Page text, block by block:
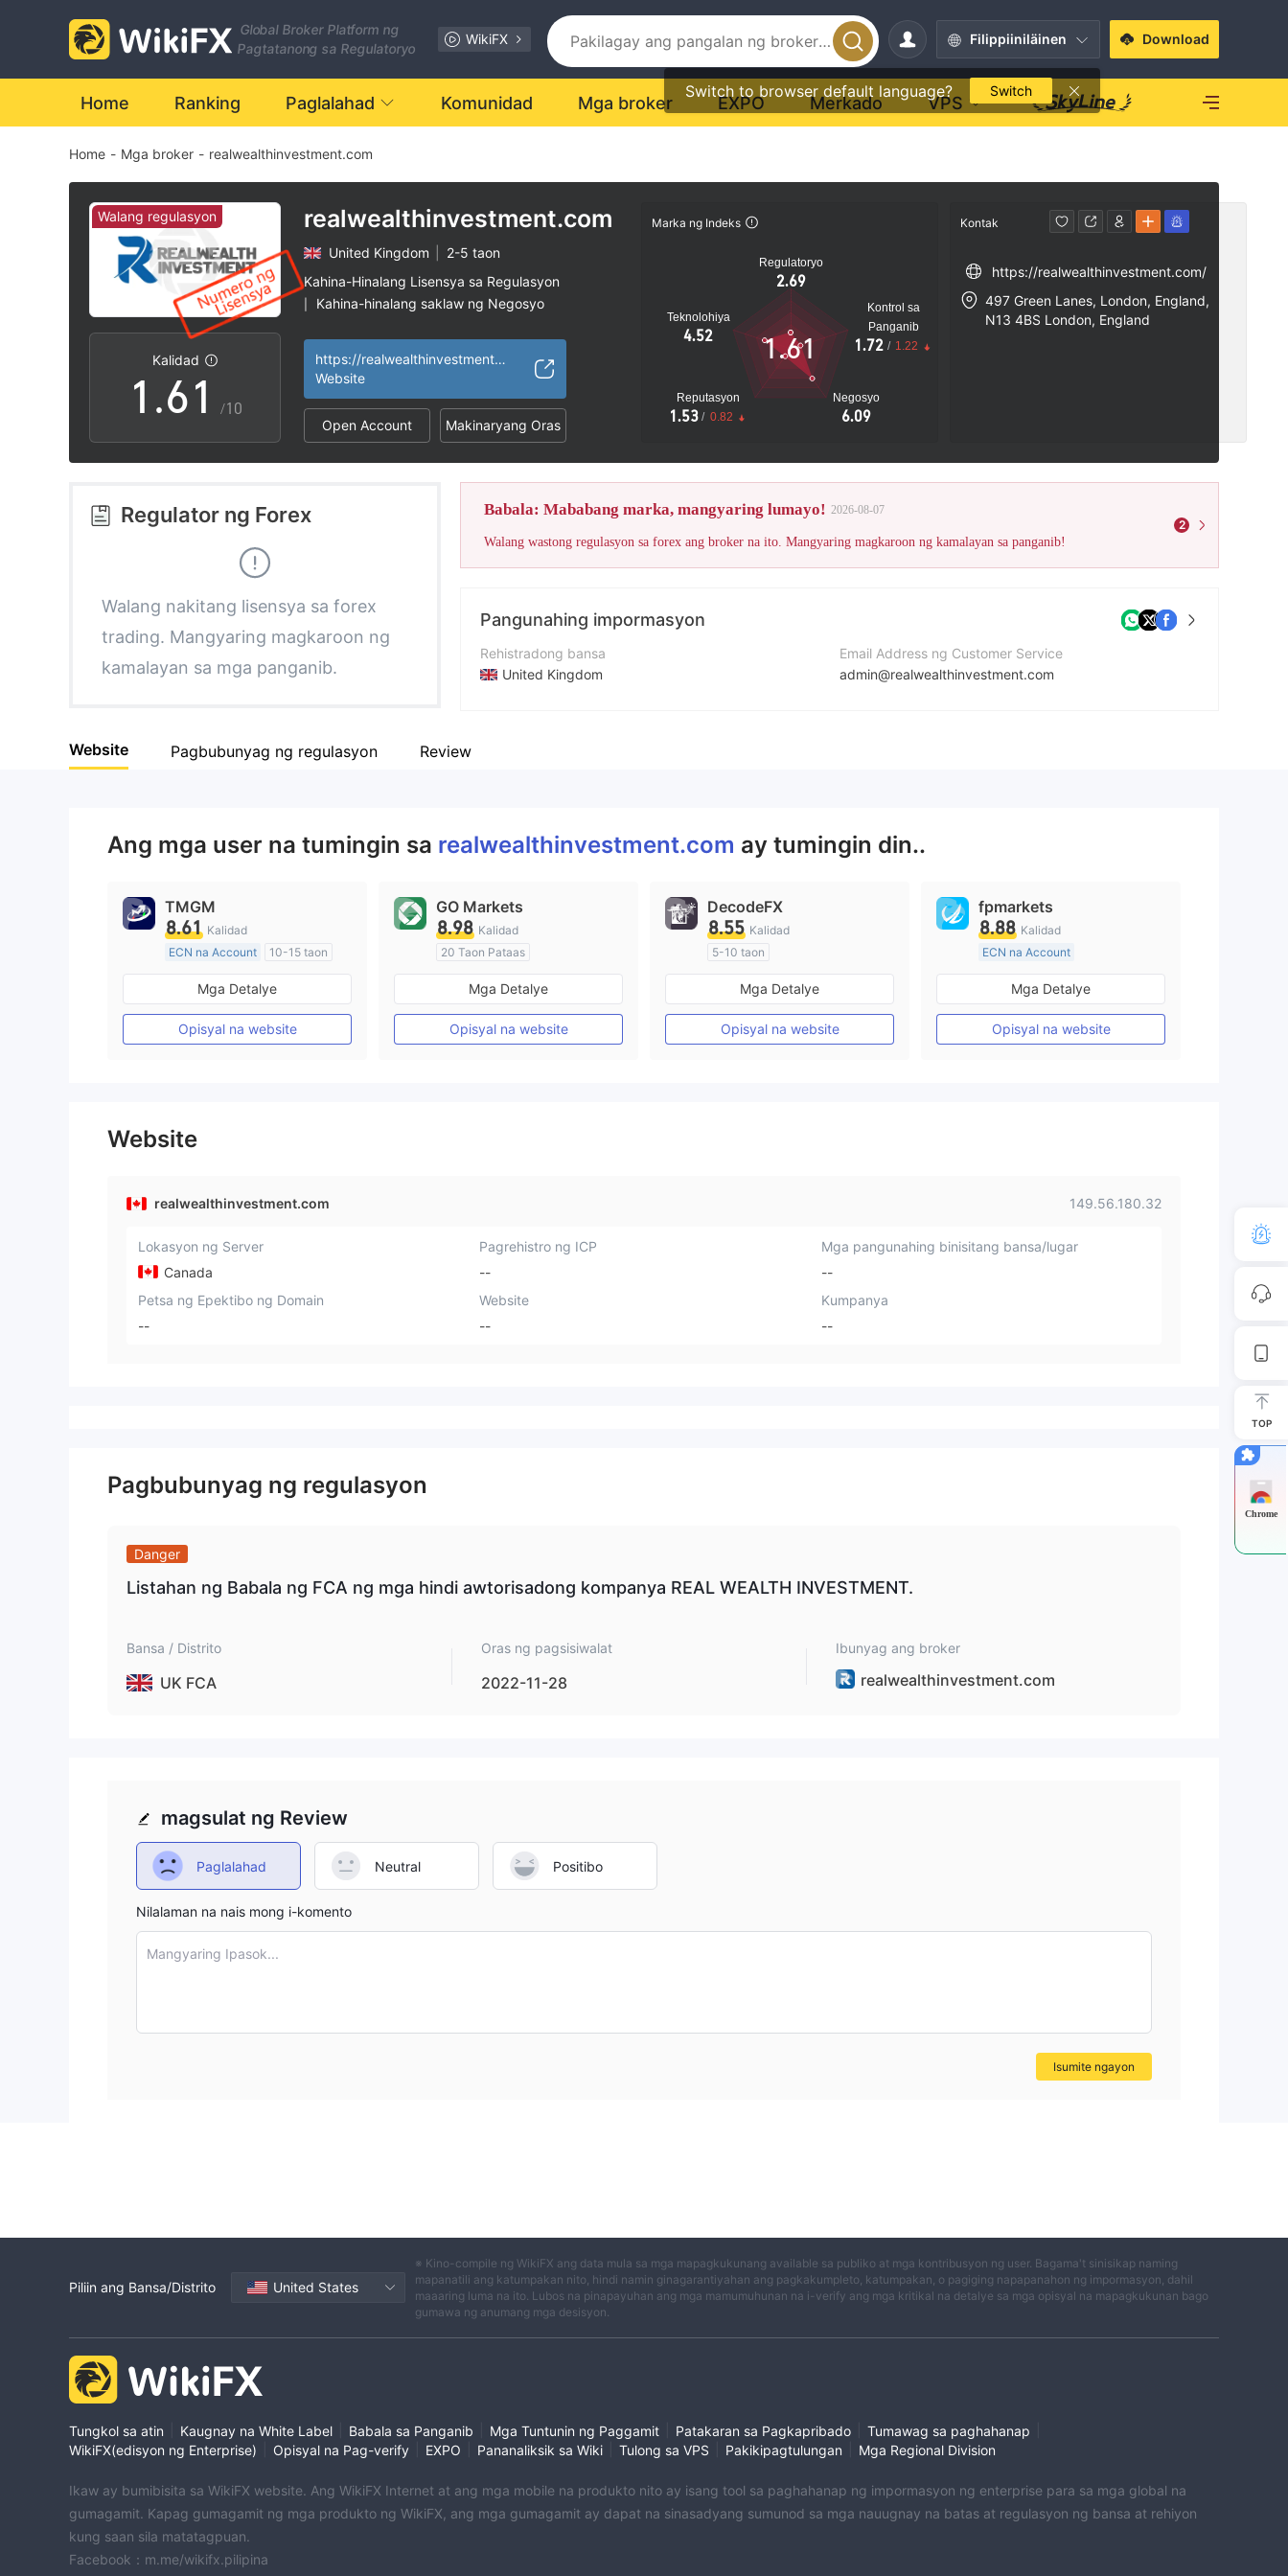
Global Broker Platform ng
Pagtatanong sa Regulatoryo
WikiFX Filippiiniläinen
Switch to browser default language? Switch
Download
Home Ranking Paglalahad Komunidad Mga broker EXPO Merkado VPS
Home - Mga broker - realwealthinvestment.com
Walang regulasyon
Kalidad
0
1
2
3
5
6
8
9
.
0
1
2
3
4
5
6
7
8
0
1
2
3
5
6
7
9
/10
realwealthinvestment.com
United Kingdom
2-5 taon
Kahina-Hinalang Lisensya sa Regulasyon
Kahina-hinalang saklaw ng Negosyo
https://realwealthinvestment.com/
Website
Open Account Makinaryang Oras
Marka ng Indeks
Regulatoryo
2.69
Teknolohiya
4.52
Reputasyon
1.53 / 0.82
Negosyo
6.09
Kontrol sa
Panganib
1.72 / 1.22
1.61
Kontak
https://realwealthinvestment.com/
497 Green Lanes, London, England,
N13 4BS London, England
Regulator ng Forex
Walang nakitang lisensya sa forex
trading. Mangyaring magkaroon ng
kamalayan sa mga panganib.
Babala: Mababang marka, mangyaring lumayo! 2026-08-07
Walang wastong regulasyon sa forex ang broker na ito. Mangyaring magkaroon ng kamalayan sa panganib!
2
Pangunahing impormasyon
Rehistradong bansa
United Kingdom
Email Address ng Customer Service
admin@realwealthinvestment.com
Website Pagbubunyag ng regulasyon Review
Ang mga user na tumingin sa realwealthinvestment.com ay tumingin din..
TMGM
8.61 Kalidad
ECN na Account
10-15 taon
Kinokontrol sa Australia
Paggawa ng Market (MM)
Pangunahing label na MT4
Mga Detalye
Opisyal na website
GO Markets
8.98 Kalidad
20 Taon Pataas
Kinokontrol sa Australia
Paggawa ng Market (MM)
cTrader
Mga Detalye
Opisyal na website
DecodeFX
8.55 Kalidad
5-10 taon
Kinokontrol sa Australia
Paggawa ng Market (MM)
Pangunahing label na MT4
Mga Detalye
Opisyal na website
fpmarkets
8.88 Kalidad
ECN na Account
20 Taon Pataas
Kinokontrol sa Australia
Paggawa ng Market (MM)
Pangunahing label na MT4
Mga Detalye
Opisyal na website
Website
realwealthinvestment.com 149.56.180.32
Lokasyon ng Server
Canada
Pagrehistro ng ICP
--
Mga pangunahing binisitang bansa/lugar
--
Petsa ng Epektibo ng Domain
--
Website
--
Kumpanya
--
Pagbubunyag ng regulasyon
Danger
Listahan ng Babala ng FCA ng mga hindi awtorisadong kompanya REAL WEALTH INVESTMENT.
Bansa / Distrito
UK FCA
Oras ng pagsisiwalat
2022-11-28
Ibunyag ang broker
realwealthinvestment.com
magsulat ng Review
Paglalahad Neutral Positibo
Nilalaman na nais mong i-komento
Mangyaring Ipasok...
Isumite ngayon
TOP
Chrome
Piliin ang Bansa/Distrito United States
※ Kino-compile ng WikiFX ang data mula sa mga mapagkukunang available sa publiko at mga kontribusyon ng user. Bagama't sinisikap naming
mapanatili ang katumpakan nito, hindi namin ginagarantiyahan ang pagkakumpleto, katumpakan, o pagiging napapanahon ng impormasyon, dahil
maaaring luma na ito. Lubos na pinapayuhan ang mga mamumuhunan na i-verify ang mga kritikal na detalye sa mga opisyal na mapagkukunan bago
gumawa ng anumang mga desisyon.
Tungkol sa atin Kaugnay na White Label Babala sa Panganib Mga Tuntunin ng Paggamit Patakaran sa Pagkapribado Tumawag sa paghahanap
WikiFX(edisyon ng Enterprise)
Opisyal na Pag-verify EXPO Pananaliksik sa Wiki Tulong sa VPS Pakikipagtulungan Mga Regional Division
Ikaw ay bumibisita sa WikiFX website. Ang WikiFX Internet at ang mga mobile na produkto nito ay isang tool sa paghahanap ng impormasyon ng enterprise para sa mga global na
gumagamit. Kapag gumagamit ng mga produkto ng WikiFX, ang mga gumagamit ay dapat na sinasadyang sumunod sa mga nauugnay na batas at regulasyon ng bansa at rehiyon
kung saan sila matatagpuan.
Facebook：m.me/wikifx.pilipina